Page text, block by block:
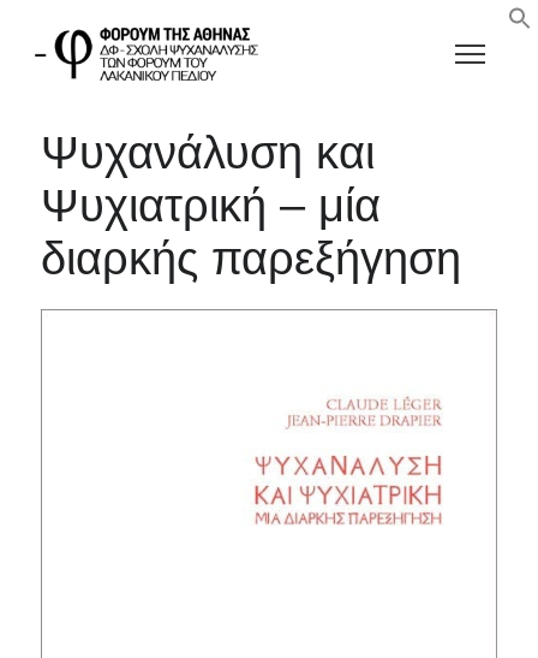
Ψυχανάλυση και
Ψυχιατρική – μία
διαρκής παρεξήγηση